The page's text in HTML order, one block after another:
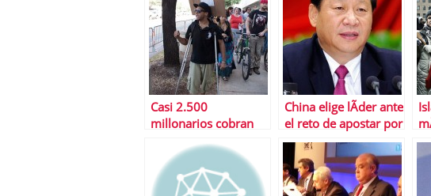
Casi 2.500
millonarios cobran
en EEUU
China elige lÃ­der ante
el reto de apostar por
crecimiento
econÃ³mico o
igualdad social
a